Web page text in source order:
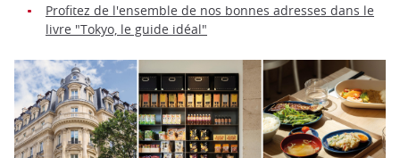
Profitez de l'ensemble de nos bonnes adresses dans le
livre "Tokyo, le guide idéal"